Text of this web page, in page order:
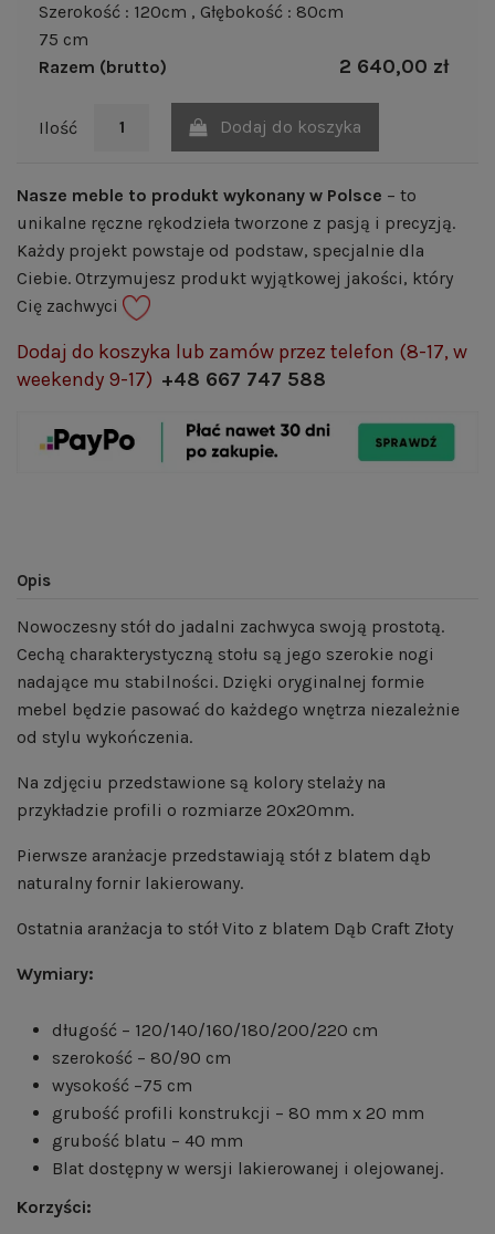
Szerokość : 120cm , Głębokość : 80cm
75 cm
Razem (brutto)
2 640,00 zł
Ilość Dodaj do koszyka
Nasze meble to produkt wykonany w Polsce – to
unikalne ręczne rękodzieła tworzone z pasją i precyzją.
Każdy projekt powstaje od podstaw, specjalnie dla
Ciebie. Otrzymujesz produkt wyjątkowej jakości, który
Cię zachwyci
Dodaj do koszyka lub zamów przez telefon (8-17, w
weekendy 9-17) +48 667 747 588
Opis
Nowoczesny stół do jadalni zachwyca swoją prostotą.
Cechą charakterystyczną stołu są jego szerokie nogi
nadające mu stabilności. Dzięki oryginalnej formie
mebel będzie pasować do każdego wnętrza niezależnie
od stylu wykończenia.
Na zdjęciu przedstawione są kolory stelaży na
przykładzie profili o rozmiarze 20x20mm.
Pierwsze aranżacje przedstawiają stół z blatem dąb
naturalny fornir lakierowany.
Ostatnia aranżacja to stół Vito z blatem Dąb Craft Złoty
Wymiary:
długość – 120/140/160/180/200/220 cm
szerokość – 80/90 cm
wysokość –75 cm
grubość profili konstrukcji – 80 mm x 20 mm
grubość blatu – 40 mm
Blat dostępny w wersji lakierowanej i olejowanej.
Korzyści: